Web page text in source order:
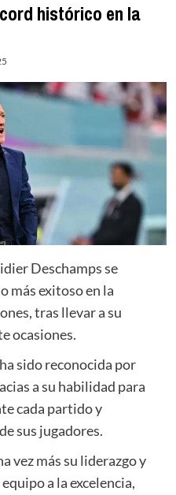
histórico en la
Deschamps se
más exitoso en la
tras llevar a su
ocasiones.
sido reconocida por
a su habilidad para
cada partido y
sus jugadores.
vez más su liderazgo y
a la excelencia,